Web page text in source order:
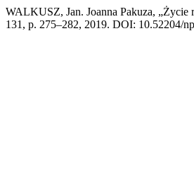
WALKUSZ, Jan. Joanna Pakuza,
131, p. 275–282, 2019. DOI: 10.52204/